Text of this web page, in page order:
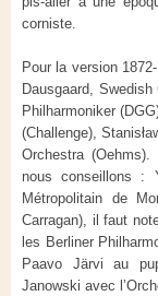
corniste.
Pour la version
Dausgaard,
Philharmoniker
(Challenge),
Orchestra
nous conseillons :
Métropolitain de
Carragan), il faut
les Berliner
Paavo Järvi au
Janowski avec